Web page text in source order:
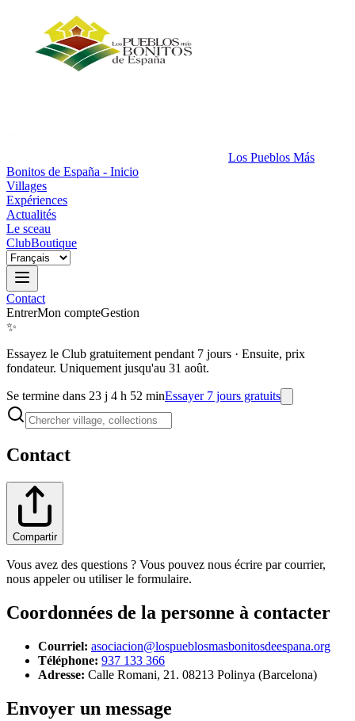
Los Pueblos Más
Bonitos de España - Inicio
Villages
Expériences
Actualités
Le sceau
ClubBoutique
Contact
EntrerMon compteGestion
✨
Essayez le Club gratuitement pendant 7 jours · Ensuite, prix
fondateur. Uniquement jusqu'au 31 août.
Se termine dans 23 j 4 h 52 minEssayer 7 jours gratuits
Contact
Compartir
Vous avez des questions ? Vous pouvez nous écrire par courrier,
nous appeler ou utiliser le formulaire.
Coordonnées de la personne à contacter
Courriel: asociacion@lospueblosmasbonitosdeespana.org
Téléphone: 937 133 366
Adresse: Calle Romani, 21. 08213 Polinya (Barcelona)
Envoyer un message